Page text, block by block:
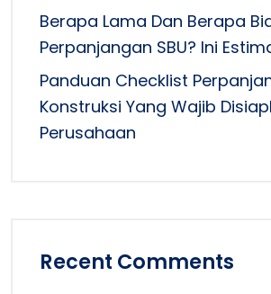
Berapa Lama Dan Berapa
Perpanjangan SBU? Ini
Panduan Checklist
Konstruksi Yang Wajib
Perusahaan
Recent Comments